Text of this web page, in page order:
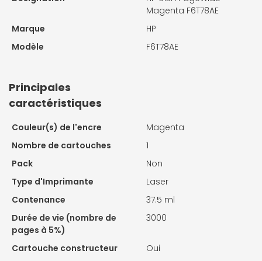
Magenta F6T78AE
Marque
HP
Modèle
F6T78AE
Principales
caractéristiques
Couleur(s) de l'encre
Magenta
Nombre de cartouches
1
Pack
Non
Type d'Imprimante
Laser
Contenance
37.5 ml
Durée de vie (nombre de
pages à 5%)
3000
Cartouche constructeur Oui